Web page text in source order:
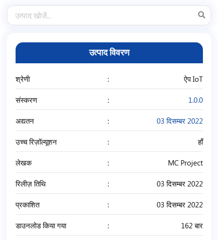
उत्पाद विवरण
श्रेणी ऐप IoT
संस्करण 1.0.0
अद्यतन 03 दिसम्बर 2022
उच्च रिज़ॉल्यूशन हाँ
लेखक MC Project
रिलीज़ तिथि 03 दिसम्बर 2022
प्रकाशित 03 दिसम्बर 2022
डाउनलोड किया गया 162 बार